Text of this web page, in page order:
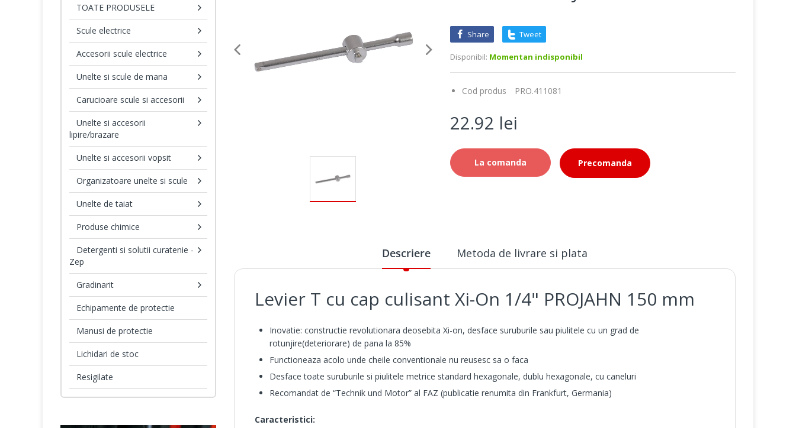
TOATE PRODUSELE
Scule electrice
Accesorii scule electrice
Unelte si scule de mana
Carucioare scule si accesorii
Unelte si accesorii
lipire/brazare
Unelte si accesorii vopsit
Organizatoare unelte si scule
Unelte de taiat
Produse chimice
Detergenti si solutii curatenie -
Zep
Gradinarit
Echipamente de protectie
Manusi de protectie
Lichidari de stoc
Resigilate
Share Tweet
Disponibil: Momentan indisponibil
Cod produs PRO.411081
22.92 lei
La comanda Precomanda
Descriere Metoda de livrare si plata
Levier T cu cap culisant Xi-On 1/4" PROJAHN 150 mm
Inovatie: constructie revolutionara deosebita Xi-on, desface suruburile sau piulitele cu un grad de
rotunjire(deteriorare) de pana la 85%
Functioneaza acolo unde cheile conventionale nu reusesc sa o faca
Desface toate suruburile si piulitele metrice standard hexagonale, dublu hexagonale, cu caneluri
Recomandat de “Technik und Motor” al FAZ (publicatie renumita din Frankfurt, Germania)
Caracteristici: